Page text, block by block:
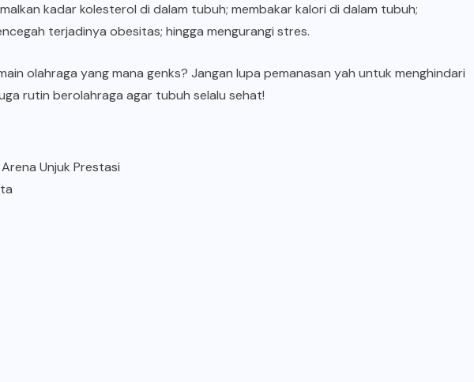
kadar kolesterol di dalam tubuh; membakar kalori di dalam tubuh;
terjadinya obesitas; hingga mengurangi stres.
olahraga yang mana genks? Jangan lupa pemanasan yah untuk menghindari
rutin berolahraga agar tubuh selalu sehat!
Unjuk Prestasi